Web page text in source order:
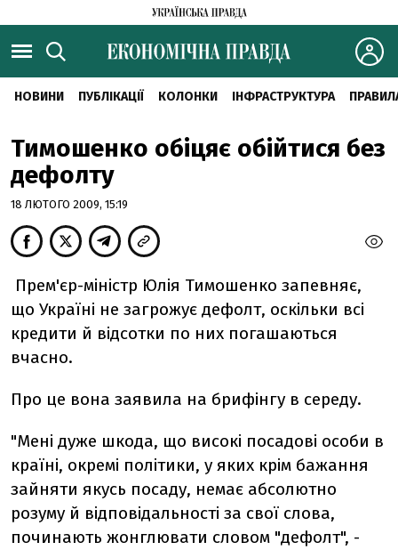
НОВИНИ ПУБЛІКАЦІЇ КОЛОНКИ ІНФРАСТРУКТУРА
Тимошенко обіцяє обійтися без
дефолту
18 ЛЮТОГО 2009, 15:19
Прем'єр-міністр Юлія Тимошенко запевняє,
що Україні не загрожує дефолт, оскільки всі
кредити й відсотки по них погашаються
вчасно.
Про це вона заявила на брифінгу в середу.
"Мені дуже шкода, що високі посадові особи в
країні, окремі політики, у яких крім бажання
зайняти якусь посаду, немає абсолютно
розуму й відповідальності за свої слова,
починають жонглювати словом "дефолт", -